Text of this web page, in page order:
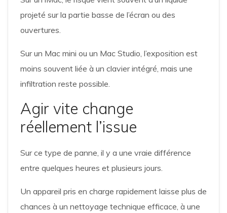
projeté sur la partie basse de l’écran ou des
ouvertures.
Sur un Mac mini ou un Mac Studio, l’exposition est
moins souvent liée à un clavier intégré, mais une
infiltration reste possible.
Agir vite change
réellement l’issue
Sur ce type de panne, il y a une vraie différence
entre quelques heures et plusieurs jours.
Un appareil pris en charge rapidement laisse plus de
chances à un nettoyage technique efficace, à une